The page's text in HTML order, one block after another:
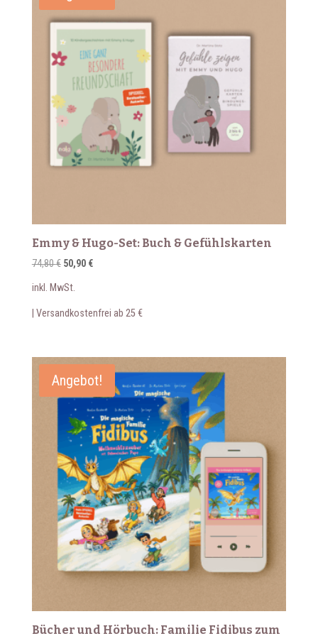
Emmy & Hugo-Set: Buch & Gefühlskarten
74,80€ Ursprünglicher
74,80 €
50,90 €Aktueller
50,90 €.
inkl. MwSt.
| Versandkostenfrei ab 25 €
Angebot!
Bücher und Hörbuch: Familie Fidibus zum